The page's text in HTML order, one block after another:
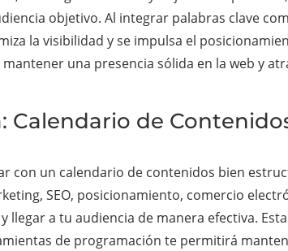
objetivo. Al integrar palabras clave
la visibilidad y se impulsa el
una presencia sólida en la web y
Calendario de
con un calendario de contenidos bien
SEO, posicionamiento, comercio
a tu audiencia de manera efectiva.
de programación te permitirá